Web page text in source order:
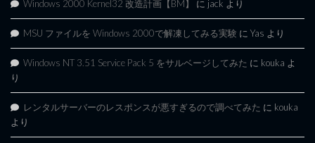
Windows 2000 Kernel32 改造計画【BM】 に jack より
MSU ファイルを Windows 2000で解凍してみる実験 に Yas より
Windows NT 3.51 Service Pack 5 をサルベージしてみた に kouka よ
り
レンタルサーバーのレスポンスが悪すぎるので調べてみた に kouka
より